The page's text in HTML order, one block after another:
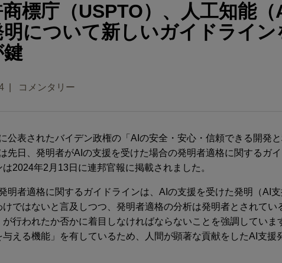
標庁（USPTO）、人工知能
について新しいガイドライン
コメンタリー
公表されたバイデン政権の「AIの安全・安心・信頼できる開発
先日、発明者がAIの支援を受けた場合の発明者適格に関するガイ
2024年2月13日に連邦官報に掲載されました。
明者適格に関するガイドラインは、AIの支援を受けた発明（AI
ではないと言及しつつ、発明者適格の分析は発明者とされてい
行われたか否かに着目しなければならないことを強調していま
与える機能」を有しているため、人間が顕著な貢献をしたAI支援